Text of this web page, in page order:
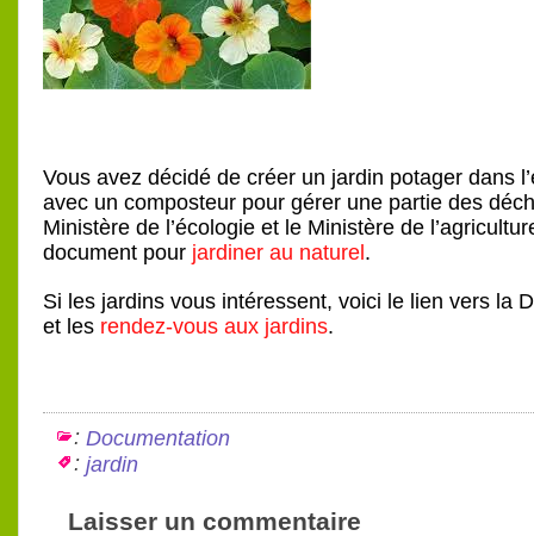
Vous avez décidé de créer un jardin potager dans
avec un composteur pour gérer une partie des
Ministère de l’écologie et le Ministère de
document pour jardiner au naturel .
Si les jardins vous intéressent, voici le lien vers la
et les rendez-vous aux jardins.
: Documentation
: jardin
Laisser un commentaire